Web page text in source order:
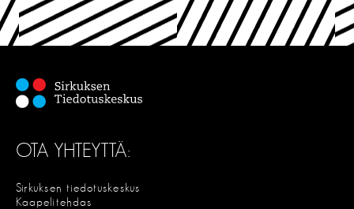
OTA YHTEYTTÄ:
Sirkuksen tiedotuskeskus
Kaapelitehdas